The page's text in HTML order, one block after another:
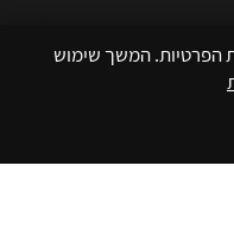
הפרטיות. המשך שימוש